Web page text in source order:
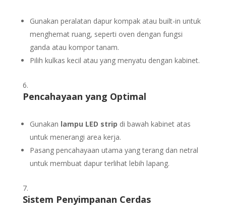
Gunakan peralatan dapur kompak atau built-in untuk
menghemat ruang, seperti oven dengan fungsi
ganda atau kompor tanam.
Pilih kulkas kecil atau yang menyatu dengan kabinet.
Pencahayaan yang Optimal
Gunakan lampu LED strip di bawah kabinet atas
untuk menerangi area kerja.
Pasang pencahayaan utama yang terang dan netral
untuk membuat dapur terlihat lebih lapang.
Sistem Penyimpanan Cerdas